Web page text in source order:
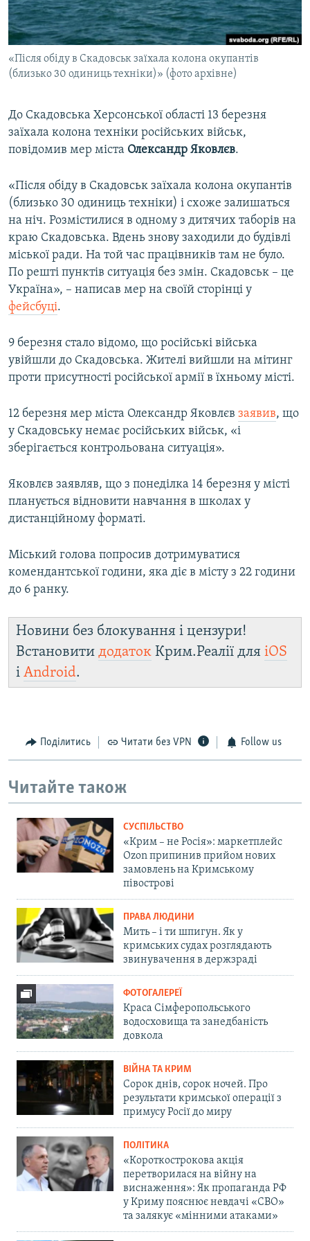
ВІДЕОУРОКИ «ELIFBE»
СВІДЧЕННЯ ОКУПАЦІЇ
УКРАЇНСЬКА ПРОБЛЕМА КРИМУ
Русский
Qırımtatar
Усі сайти RFE/RL
«Після обіду в Скадовськ заїхала колона окупантів
(близько 30 одиниць техніки)» (фото архівне)
До Скадовська Херсонської області 13 березня
заїхала колона техніки російських військ,
повідомив мер міста Олександр Яковлєв.
«Після обіду в Скадовськ заїхала колона окупантів
(близько 30 одиниць техніки) і схоже залишаться
на ніч. Розмістилися в одному з дитячих таборів на
краю Скадовська. Вдень знову заходили до будівлі
міської ради. На той час працівників там не було.
По решті пунктів ситуація без змін. Скадовськ – це
Україна», – написав мер на своїй сторінці у
фейсбуці.
9 березня стало відомо, що російські війська
увійшли до Скадовська. Жителі вийшли на мітинг
проти присутності російської армії в їхньому місті.
12 березня мер міста Олександр Яковлєв заявив, що
у Скадовську немає російських військ, «і
зберігається контрольована ситуація».
Яковлєв заявляв, що з понеділка 14 березня у місті
планується відновити навчання в школах у
дистанційному форматі.
Міський голова попросив дотримуватися
комендантської години, яка діє в місту з 22 години
до 6 ранку.
Новини без блокування і цензури!
Встановити додаток Крим.Реалії для iOS
і Android.
Поділитись Читати без VPN Follow us
Читайте також
СУСПІЛЬСТВО
«Крим – не Росія»: маркетплейс
Ozon припинив прийом нових
замовлень на Кримському
півострові
ПРАВА ЛЮДИНИ
Мить – і ти шпигун. Як у
кримських судах розглядають
звинувачення в держзраді
ФОТОГАЛЕРЕЇ
Краса Сімферопольського
водосховища та занедбаність
довкола
ВІЙНА ТА КРИМ
Сорок днів, сорок ночей. Про
результати кримської операції з
примусу Росії до миру
ПОЛІТИКА
«Короткострокова акція
перетворилася на війну на
виснаження»: Як пропаганда РФ
у Криму пояснює невдачі «СВО»
та залякує «мінними атаками»